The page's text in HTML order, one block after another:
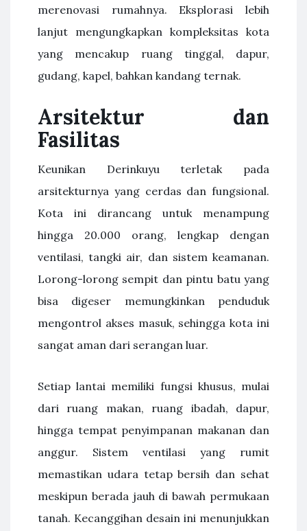
merenovasi rumahnya. Eksplorasi lebih
lanjut mengungkapkan kompleksitas kota
yang mencakup ruang tinggal, dapur,
gudang, kapel, bahkan kandang ternak.
Arsitektur dan
Fasilitas
Keunikan Derinkuyu terletak pada
arsitekturnya yang cerdas dan fungsional.
Kota ini dirancang untuk menampung
hingga 20.000 orang, lengkap dengan
ventilasi, tangki air, dan sistem keamanan.
Lorong-lorong sempit dan pintu batu yang
bisa digeser memungkinkan penduduk
mengontrol akses masuk, sehingga kota ini
sangat aman dari serangan luar.
Setiap lantai memiliki fungsi khusus, mulai
dari ruang makan, ruang ibadah, dapur,
hingga tempat penyimpanan makanan dan
anggur. Sistem ventilasi yang rumit
memastikan udara tetap bersih dan sehat
meskipun berada jauh di bawah permukaan
tanah. Kecanggihan desain ini menunjukkan